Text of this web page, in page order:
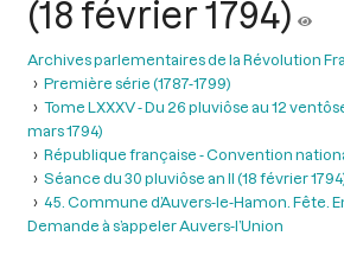
(18 février 1794)
Archives parlementaires de la Révolution
Première série (1787-1799)
Tome LXXXV - Du 26 pluviôse au 12
mars 1794)
République française - Convention
Séance du 30 pluviôse an II (18 février
45. Commune d’Auvers-le-Hamon. Fête.
Demande à s’appeler Auvers-l’Union